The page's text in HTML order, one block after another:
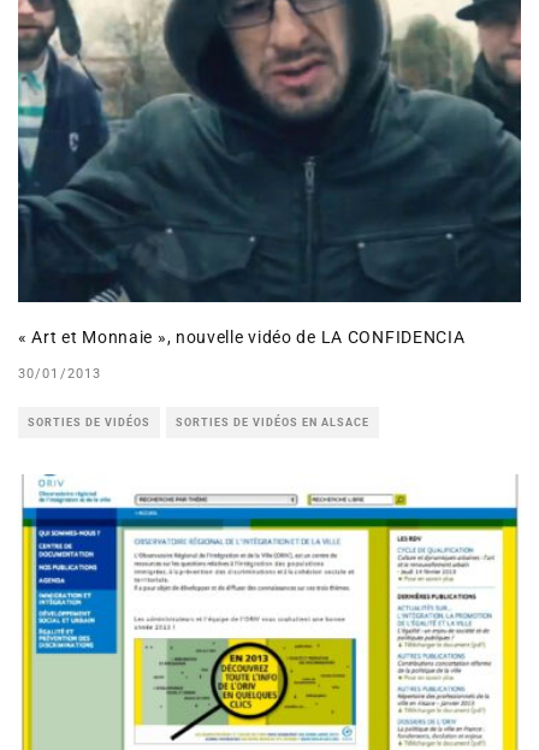
« Art et Monnaie », nouvelle vidéo de LA CONFIDENCIA
30/01/2013
SORTIES DE VIDÉOS SORTIES DE VIDÉOS EN ALSACE